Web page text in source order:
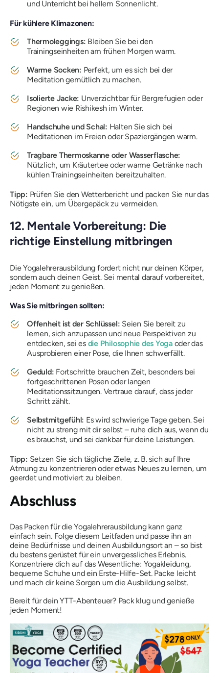
und Unterricht bei hellem Sonnenlicht.
Für kühlere Klimazonen:
Thermoleggings: Bleiben Sie bei den
Trainingseinheiten am frühen Morgen warm.
Warme Socken: Perfekt, um es sich bei der
Meditation gemütlich zu machen.
Isolierte Jacke: Unverzichtbar für Bergrefugien oder
Regionen wie Rishikesh im Winter.
Handschuhe und Schal: Halten Sie sich bei
Meditationen im Freien oder Spaziergängen warm.
Tragbare Thermoskanne oder Wasserflasche:
Nützlich, um Kräutertee oder warme Getränke nach
kühlen Trainingseinheiten bereitzuhalten.
Tipp: Prüfen Sie den Wetterbericht und packen Sie nur das
Nötigste ein, um Übergepäck zu vermeiden.
12. Mentale Vorbereitung: Die
richtige Einstellung mitbringen
Die Yogalehrerausbildung fordert nicht nur deinen Körper,
sondern auch deinen Geist. Sei mental darauf vorbereitet,
jeden Moment zu genießen.
Was Sie mitbringen sollten:
Offenheit ist der Schlüssel: Seien Sie bereit zu
lernen, sich anzupassen und neue Perspektiven zu
entdecken, sei es die Philosophie des Yogaoder das
Ausprobieren einer Pose, die Ihnen schwerfällt.
Geduld: Fortschritte brauchen Zeit, besonders bei
fortgeschrittenen Posen oder langen
Meditationssitzungen. Vertraue darauf, dass jeder
Schritt zählt.
Selbstmitgefühl: Es wird schwierige Tage geben. Sei
nicht zu streng mit dir selbst – ruhe dich aus, wenn du
es brauchst, und sei dankbar für deine Leistungen.
Tipp: Setzen Sie sich tägliche Ziele, z. B. sich auf Ihre
Atmung zu konzentrieren oder etwas Neues zu lernen, um
geerdet und motiviert zu bleiben.
Abschluss
Das Packen für die Yogalehrerausbildung kann ganz
einfach sein. Folge diesem Leitfaden und passe ihn an
deine Bedürfnisse und deinen Ausbildungsort an – so bist
du bestens gerüstet für ein unvergessliches Erlebnis.
Konzentriere dich auf das Wesentliche: Yogakleidung,
bequeme Schuhe und ein Erste-Hilfe-Set. Packe leicht
und mach dir keine Sorgen um die Ausbildung selbst.
Bereit für dein YTT-Abenteuer? Pack klug und genieße
jeden Moment!